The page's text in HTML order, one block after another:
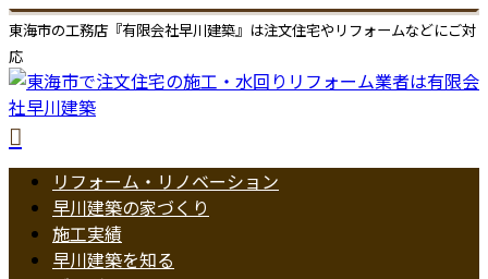
東海市の工務店『有限会社早川建築』は注文住宅やリフォームなどにご対
応
リフォーム・リノベーション
早川建築の家づくり
施工実績
早川建築を知る